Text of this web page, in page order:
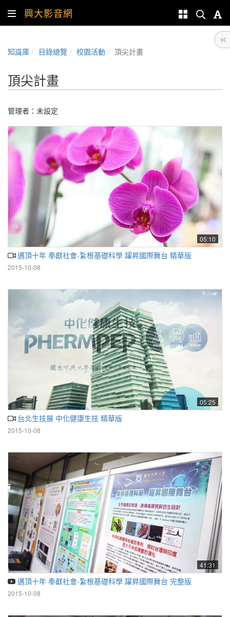
興大影音網
知識庫 目錄總覽 校園活動 頂尖計畫
頂尖計畫
管理者：未設定
05:10
邁頂十年 奉獻社會-紮根基礎科學 躍昇國際舞台 精華版
2015-10-08
05:25
台北生技展 中化健康生技 精華版
2015-10-08
41:31
邁頂十年 奉獻社會-紮根基礎科學 躍昇國際舞台 完整版
2015-10-08